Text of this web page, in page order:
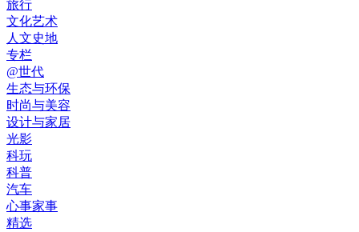
旅行
文化艺术
人文史地
专栏
@世代
生态与环保
时尚与美容
设计与家居
光影
科玩
科普
汽车
心事家事
精选